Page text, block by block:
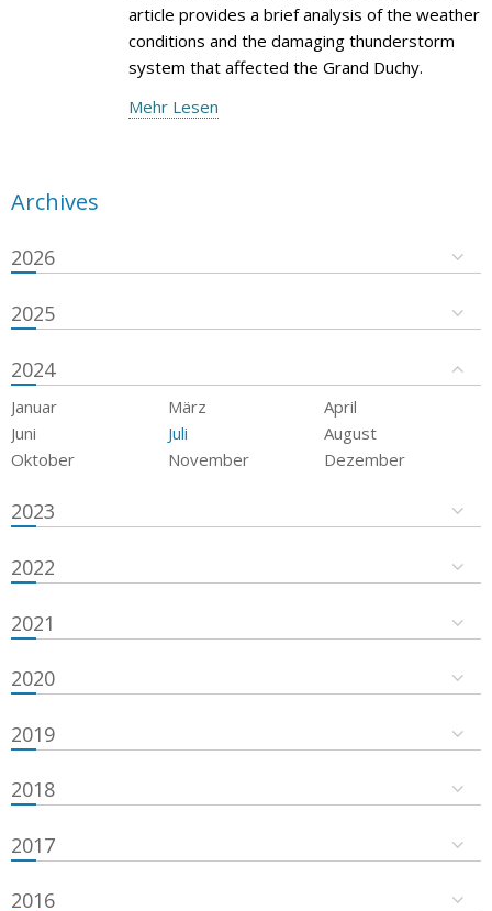
article provides a brief analysis of the weather
conditions and the damaging thunderstorm
system that affected the Grand Duchy.
Mehr Lesen
Archives
2026
2025
2024
Januar März
April
Juni
Juli
August
Oktober
November Dezember
2023
2022
2021
2020
2019
2018
2017
2016